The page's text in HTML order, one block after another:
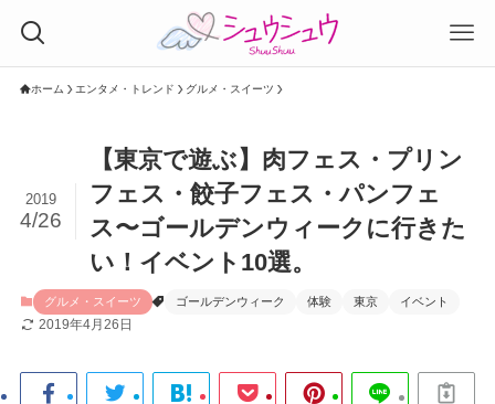
ホーム エンタメ・トレンド グルメ・スイーツ
【東京で遊ぶ】肉フェス・プリン
フェス・餃子フェス・パンフェ
ス〜ゴールデンウィークに行きた
い！イベント10選。
2019
4/26
グルメ・スイーツ ゴールデンウィーク 体験 東京 イベント
2019年4月26日